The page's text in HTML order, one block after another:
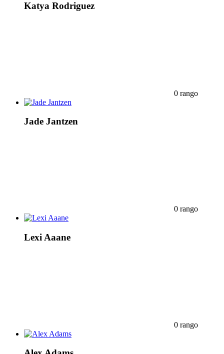
Katya Rodriguez
0 rango
Jade Jantzen
0 rango
Lexi Aaane
0 rango